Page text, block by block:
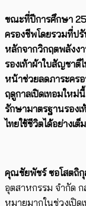
ขณะที่ปีการศึกษา
ครองชีพโดยรวมที่ป
หลักจากวิกฤตพลังง
รองเท้าผ้าใบสัญชาติ
หน้าช่วยลดภาระครอ
ฤดูกาลเปิดเทอมให
รักษามาตรฐานรอง
ไทยใช้ชีวิตได้อย่างเต็
คุณชัยพัชร์ ซอโสตถิ
อุตสาหกรรม จำกัด ก
หมายมากในช่วงเปิ